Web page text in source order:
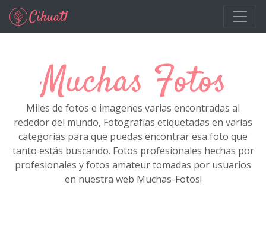
Ir al contenido principal
Muchas Fotos
Miles de fotos e imagenes varias encontradas al
rededor del mundo, Fotografías etiquetadas en varias
categorías para que puedas encontrar esa foto que
tanto estás buscando. Fotos profesionales hechas por
profesionales y fotos amateur tomadas por usuarios
en nuestra web Muchas-Fotos!